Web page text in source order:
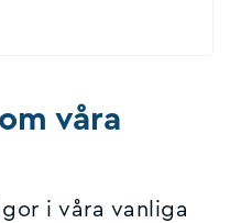
våra
i våra vanliga